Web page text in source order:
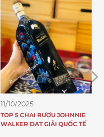
11/10/2025
TOP 5 CHAI RƯỢU JOHNNIE
WALKER ĐẠT GIẢI QUỐC TẾ